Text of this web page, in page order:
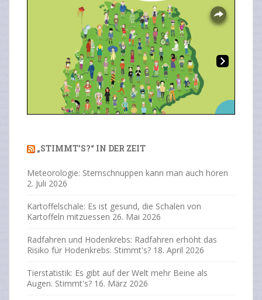
Overlays
„STIMMT’S?“ IN DER ZEIT
Meteorologie: Sternschnuppen kann man auch hören
2. Juli 2026
Kartoffelschale: Es ist gesund, die Schalen von
Kartoffeln mitzuessen 26. Mai 2026
Radfahren und Hodenkrebs: Radfahren erhöht das
Risiko für Hodenkrebs. Stimmt's? 18. April 2026
Tierstatistik: Es gibt auf der Welt mehr Beine als
Augen. Stimmt's? 16. März 2026